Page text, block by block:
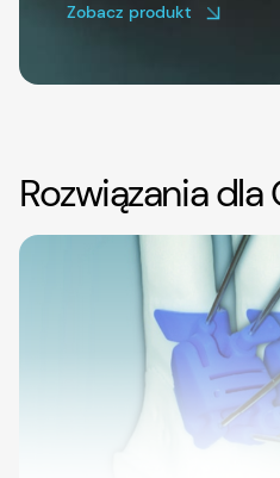
Zobacz produkt
Rozwiązania dla